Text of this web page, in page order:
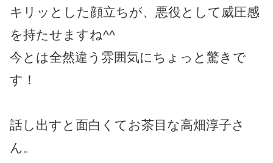
キリッとした顔立ちが、悪役として威圧感
を持たせますね^^
今とは全然違う雰囲気にちょっと驚きで
す！
話し出すと面白くてお茶目な高畑淳子さ
ん。